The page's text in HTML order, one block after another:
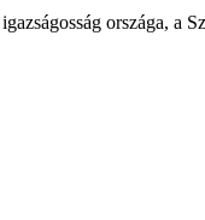
országa, a